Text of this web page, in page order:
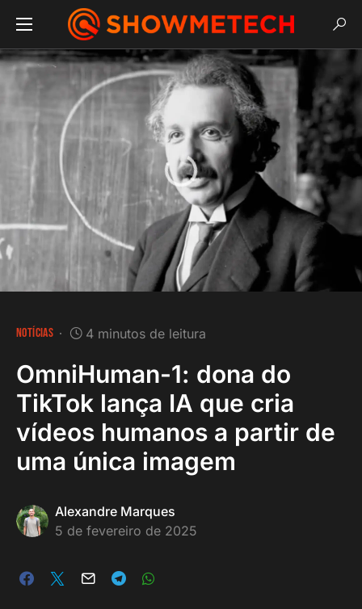
NOTÍCIAS 4 minutos de leitura
OmniHuman-1: dona do
TikTok lança IA que cria
vídeos humanos a partir de
uma única imagem
Alexandre Marques
5 de fevereiro de 2025